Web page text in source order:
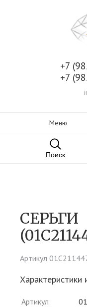
+7
+7
Меню
Поиск
СЕРЬГИ
Артикул
Характеристики
Артикул